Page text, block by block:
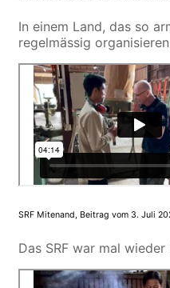
In einem Land, das so
regelmässig
SRF Mitenand, Beitrag vom 3. Juli
Das SRF war mal